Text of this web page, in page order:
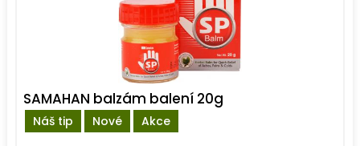
Náš tip Nové Akce
SAMAHAN balzám balení 20g